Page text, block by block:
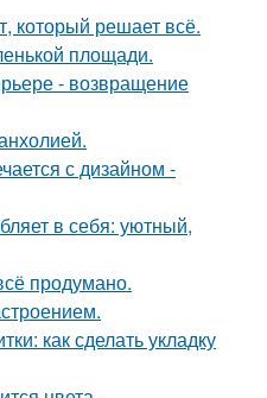
который решает всё.
площади.
- возвращение
с дизайном -
в себя: уютный,
продумано.
как сделать укладку